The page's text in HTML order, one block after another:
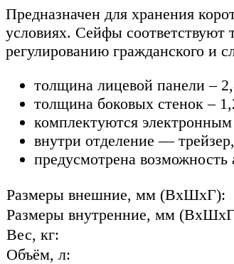
Предназначен для хранения
условиях. Сейфы
регулированию гражданского и
толщина лицевой панели –
толщина боковых стенок –
комплектуются
внутри отделение —
предусмотрена возможность
Размеры внешние, мм (ВхШхГ):
Размеры внутренние, мм
Вес, кг:
Объём, л: